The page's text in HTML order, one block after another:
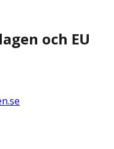
och EU